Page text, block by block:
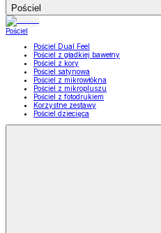
Pościel
Pościel
Pościel Dual Feel
Pościel z gładkiej bawełny
Pościel z kory
Pościel satynowa
Pościel z mikrowłókna
Pościel z mikropluszu
Pościel z fotodrukiem
Korzystne zestawy
Pościel dziecięca